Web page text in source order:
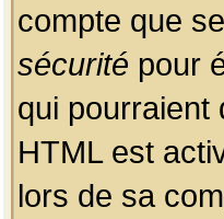
compte que
sécurité pour
qui pourraient
HTML est
lors de sa